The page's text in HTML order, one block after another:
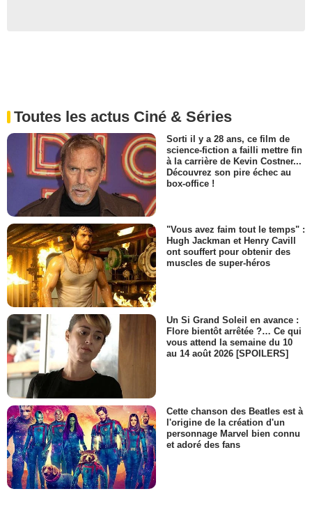
Toutes les actus Ciné & Séries
Sorti il y a 28 ans, ce film de
science-fiction a failli mettre fin
à la carrière de Kevin Costner...
Découvrez son pire échec au
box-office !
"Vous avez faim tout le temps" :
Hugh Jackman et Henry Cavill
ont souffert pour obtenir des
muscles de super-héros
Un Si Grand Soleil en avance :
Flore bientôt arrêtée ?… Ce qui
vous attend la semaine du 10
au 14 août 2026 [SPOILERS]
Cette chanson des Beatles est à
l'origine de la création d'un
personnage Marvel bien connu
et adoré des fans